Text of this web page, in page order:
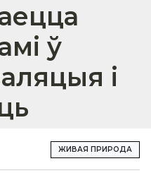
ў
і
ЖИВАЯ ПРИРОДА